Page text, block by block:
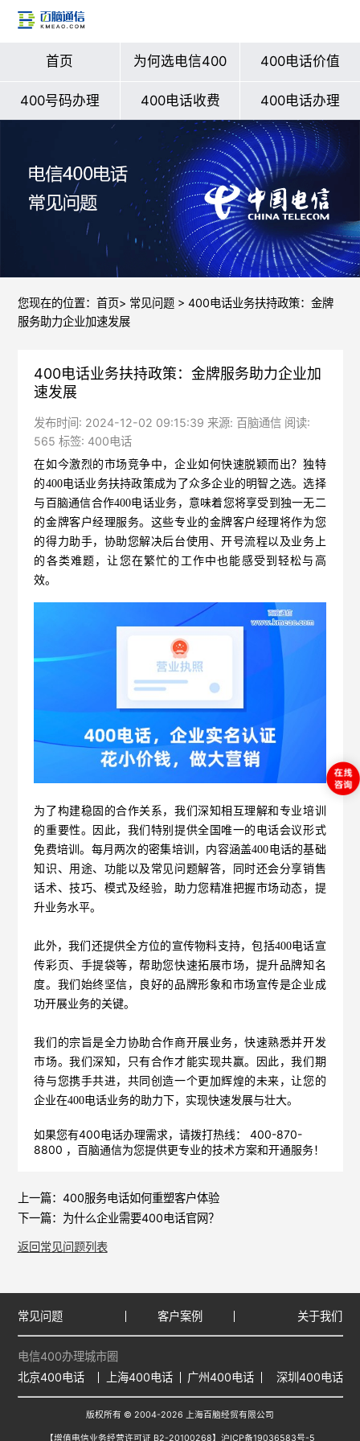
首页 为何选电信400 400电话价值
400号码办理 400电话收费 400电话办理
您现在的位置： 首页> 常见问题> 400电话业务扶持政策：金牌
服务助力企业加速发展
400电话业务扶持政策：金牌服务助力企业加
速发展
发布时间: 2024-12-02 09:15:39 来源: 百脑通信 阅读:
565 标签: 400电话
在如今激烈的市场竞争中，企业如何快速脱颖而出？独特
的400电话业务扶持政策成为了众多企业的明智之选。选择
与 百脑通信合作400电话业务，意味着您将享受到独一无二
的金牌客户经理服务。这些专业的金牌客户经理将作为您
的得力助手，协助您解决后台使用、开号流程以及业务上
的各类难题，让您在繁忙的工作中也能感受到轻松与高
效。
为了构建稳固的合作关系，我们深知相互理解和专业培训
的重要性。因此，我们特别提供全国唯一的电话会议形式
免费培训。每月两次的密集培训，内容涵盖400电话的基础
知识、用途、功能以及常见问题解答，同时还会分享销售
话术、技巧、模式及经验，助力您精准把握市场动态，提
升业务水平。
此外，我们还提供全方位的宣传物料支持，包括400电话宣
传彩页、手提袋等，帮助您快速拓展市场，提升品牌知名
度。我们始终坚信，良好的品牌形象和市场宣传是企业成
功开展业务的关键。
我们的宗旨是全力协助合作商开展业务，快速熟悉并开发
市场。我们深知，只有合作才能实现共赢。因此，我们期
待与您携手共进，共同创造一个更加辉煌的未来，让您的
企业在400电话业务的助力下，实现快速发展与壮大。
如果您有400电话办理需求，请拨打热线： 400-870-
8800 ，百脑通信为您提供更专业的技术方案和开通服务！
上一篇： 400服务电话如何重塑客户体验
下一篇： 为什么企业需要400电话官网？
返回常见问题列表
常见问题 客户案例 关于我们
电信400办理城市圈
北京400电话
上海400电话 广州400电话 深圳400电话
版权所有 © 2004-2026 上海百脑经贸有限公司
【增值电信业务经营许可证 B2-20100268】 沪ICP备19036583号-5